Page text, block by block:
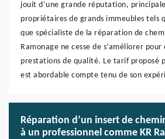
jouit d’une grande réputation,
propriétaires de grands immeubles tels
que spécialiste de la réparation de
Ramonage ne cesse de s’améliorer
prestations de qualité. Le tarif proposé
est abordable compte tenu de son
Réparation d’un insert de
à un professionnel comme KR